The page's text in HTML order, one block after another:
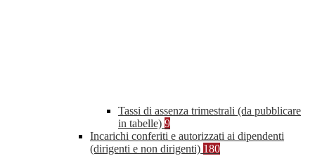
Tassi di assenza trimestrali (da pubblicare
in tabelle) 9
Incarichi conferiti e autorizzati ai dipendenti
(dirigenti e non dirigenti) 180